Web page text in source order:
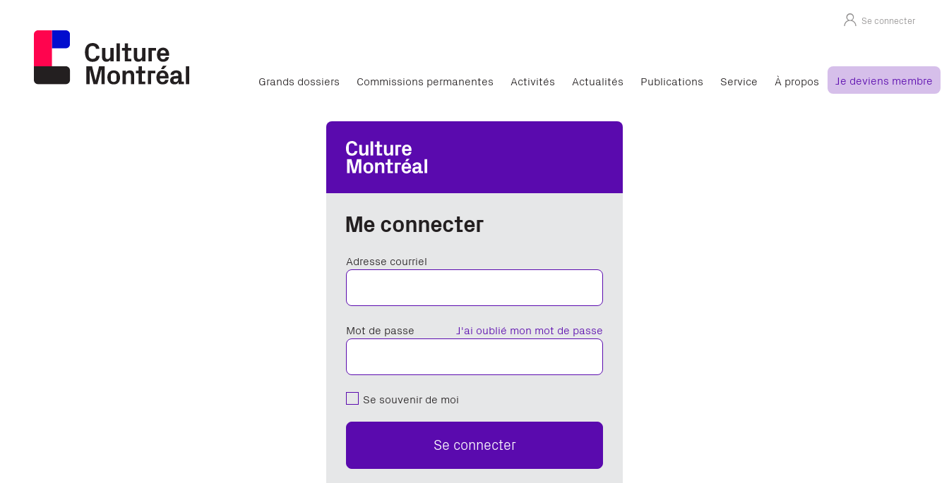
Se connecter
Grands dossiers Commissions permanentes Activités Actualités Publications Service À propos Je deviens membre
Me connecter
Adresse courriel
J'ai oublié mon mot de passe
Mot de passe
Se souvenir de moi
Se connecter